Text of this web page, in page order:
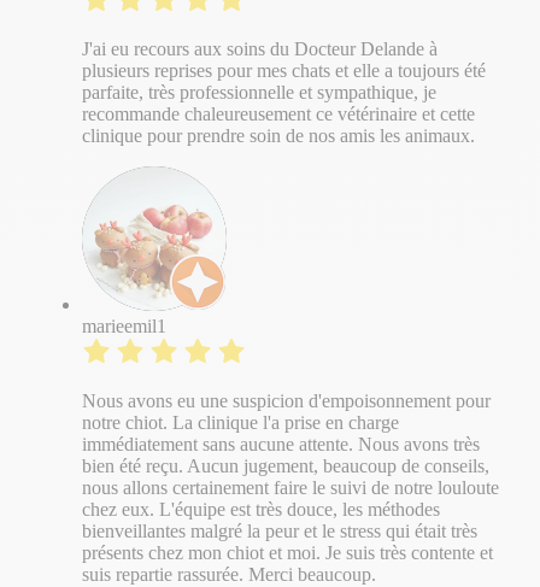
J'ai eu recours aux soins du Docteur Delande à
plusieurs reprises pour mes chats et elle a toujours été
parfaite, très professionnelle et sympathique, je
recommande chaleureusement ce vétérinaire et cette
clinique pour prendre soin de nos amis les animaux.
marieemil1
Nous avons eu une suspicion d'empoisonnement pour
notre chiot. La clinique l'a prise en charge
immédiatement sans aucune attente. Nous avons très
bien été reçu. Aucun jugement, beaucoup de conseils,
nous allons certainement faire le suivi de notre louloute
chez eux. L'équipe est très douce, les méthodes
bienveillantes malgré la peur et le stress qui était très
présents chez mon chiot et moi. Je suis très contente et
suis repartie rassurée. Merci beaucoup.